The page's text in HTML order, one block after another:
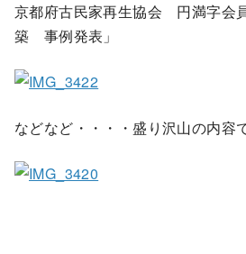
京都府古民家再生協会 円満字会
築 事例発表」
などなど・・・・盛り沢山の内容で